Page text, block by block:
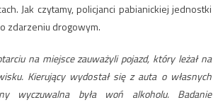
Jak czytamy, policjanci pabianickiej jednostki
zdarzeniu drogowym.
na miejsce zauważyli pojazd, który leżał na
Kierujący wydostał się z auta o własnych
wyczuwalna była woń alkoholu. Badanie